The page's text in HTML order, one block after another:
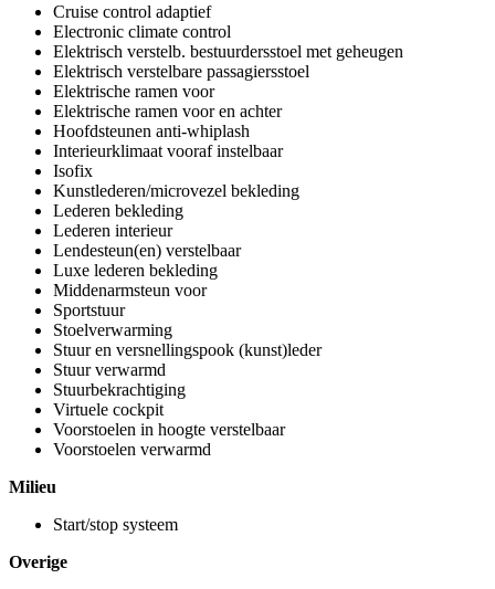
Cruise control adaptief
Electronic climate control
Elektrisch verstelb. bestuurdersstoel met geheugen
Elektrisch verstelbare passagiersstoel
Elektrische ramen voor
Elektrische ramen voor en achter
Hoofdsteunen anti-whiplash
Interieurklimaat vooraf instelbaar
Isofix
Kunstlederen/microvezel bekleding
Lederen bekleding
Lederen interieur
Lendesteun(en) verstelbaar
Luxe lederen bekleding
Middenarmsteun voor
Sportstuur
Stoelverwarming
Stuur en versnellingspook (kunst)leder
Stuur verwarmd
Stuurbekrachtiging
Virtuele cockpit
Voorstoelen in hoogte verstelbaar
Voorstoelen verwarmd
Milieu
Start/stop systeem
Overige